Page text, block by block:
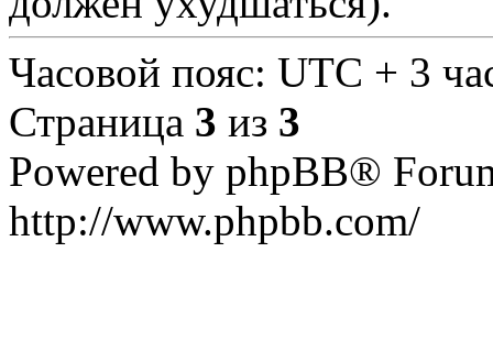
Часовой пояс: UTC + 3
Страница 3 из 3
Powered by phpBB®
http://www.phpbb.com/